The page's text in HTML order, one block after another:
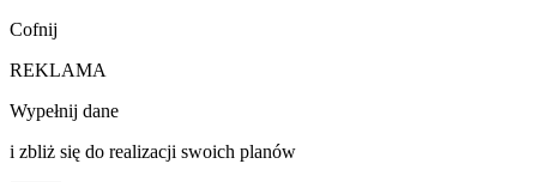
Cofnij
REKLAMA
Wypełnij dane
i zbliż się do realizacji swoich planów